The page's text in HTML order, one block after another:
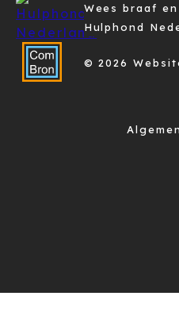
Wees braaf
Hulphond
© 2026